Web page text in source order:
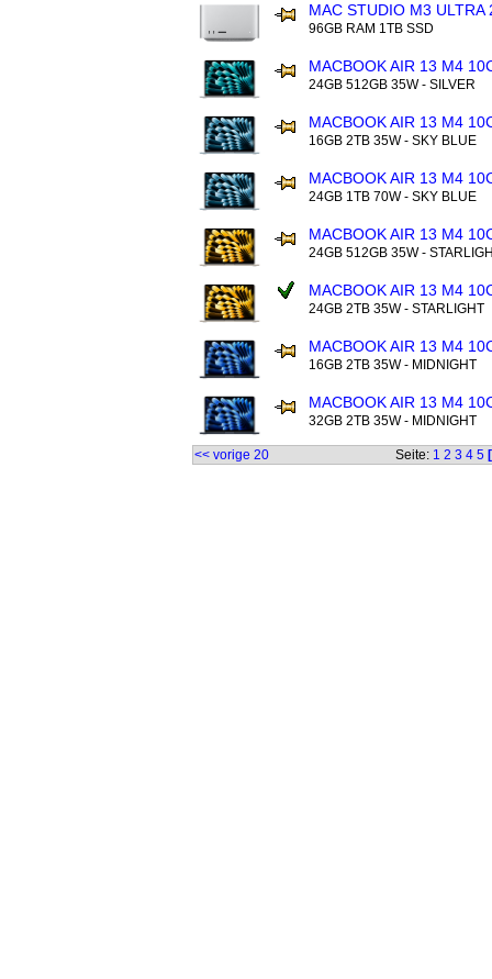
MAC STUDIO M3 ULTRA
96GB RAM 1TB SSD
MACBOOK AIR 13 M4
24GB 512GB 35W - SILVER
MACBOOK AIR 13 M4
16GB 2TB 35W - SKY BLUE
MACBOOK AIR 13 M4
24GB 1TB 70W - SKY BLUE
MACBOOK AIR 13 M4
24GB 512GB 35W -
MACBOOK AIR 13 M4
24GB 2TB 35W - STARLIGHT
MACBOOK AIR 13 M4
16GB 2TB 35W - MIDNIGHT
MACBOOK AIR 13 M4
32GB 2TB 35W - MIDNIGHT
<< vorige 20 Seite: 1 2 3 4 5